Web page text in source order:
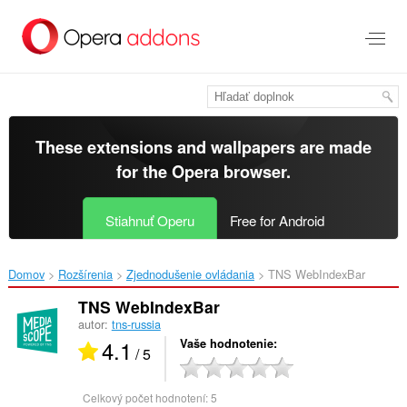
hlavný
These extensions and wallpapers are made
for theOpera browser.
Stiahnuť Operu Free for Android
Domov Rozšírenia Zjednodušenie ovládania TNS WebIndexBar‎
TNS WebIndexBar
autor: tns-russia
4.1 / 5 Vaše hodnotenie
Celkový počet hodnotení:5